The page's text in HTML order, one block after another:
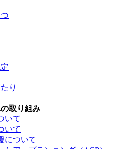
り
取り組み
いて
いて
について